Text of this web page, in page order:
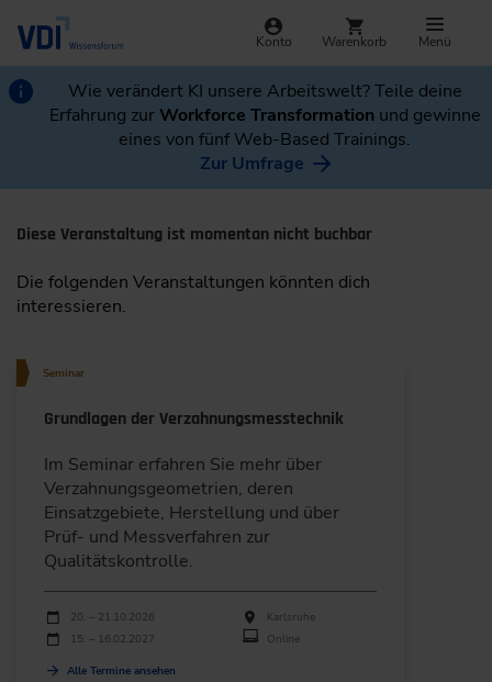
Konto Warenkorb Menü
Wie verändert KI unsere Arbeitswelt? Teile deine
Erfahrung zurWorkforce Transformation und gewinne
eines von fünf Web-Based Trainings.
Zur Umfrage
Diese Veranstaltung ist momentan nicht buchbar
Die folgenden Veranstaltungen könnten dich
interessieren.
Seminar
Grundlagen der Verzahnungsmesstechnik
Im Seminar erfahren Sie mehr über
Verzahnungsgeo­metrien, deren
Einsatzgebiete, Herstellung und über
Prüf- und Messverfahren zur
Qualitätskontrolle.
Durchführungen
Veranstaltungsdatum Veranstaltungsort
20. – 21.10.2026
Karlsruhe
15. – 16.02.2027
Online
Alle Termine ansehen